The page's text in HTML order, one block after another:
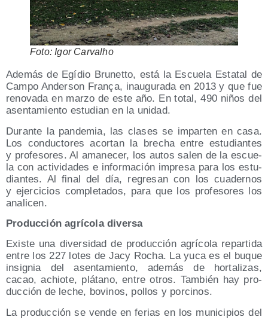
Foto: Igor Carvalho
Ade­más de Egí­dio Bru­net­to, está la Escue­la Esta­tal de
Cam­po Ander­son Fra­nça, inau­gu­ra­da en 2013 y que fue
reno­va­da en mar­zo de este año. En total, 490 niños del
asen­ta­mien­to estu­dian en la unidad.
Duran­te la pan­de­mia, las cla­ses se impar­ten en casa.
Los con­duc­to­res acor­tan la bre­cha entre estu­dian­tes
y pro­fe­so­res. Al ama­ne­cer, los autos salen de la escue­
la con acti­vi­da­des e infor­ma­ción impre­sa para los estu­
dian­tes. Al final del día, regre­san con los cua­der­nos
y ejer­ci­cios com­ple­ta­dos, para que los pro­fe­so­res los
analicen.
Pro­duc­ción agrí­co­la diversa
Exis­te una diver­si­dad de pro­duc­ción agrí­co­la repar­ti­da
entre los 227 lotes de Jacy Rocha. La yuca es el buque
insig­nia del asen­ta­mien­to, ade­más de hor­ta­li­zas,
cacao, achio­te, plá­tano, entre otros. Tam­bién hay pro­
duc­ción de leche, bovi­nos, pollos y porcinos.
La pro­duc­ción se ven­de en ferias en los muni­ci­pios del